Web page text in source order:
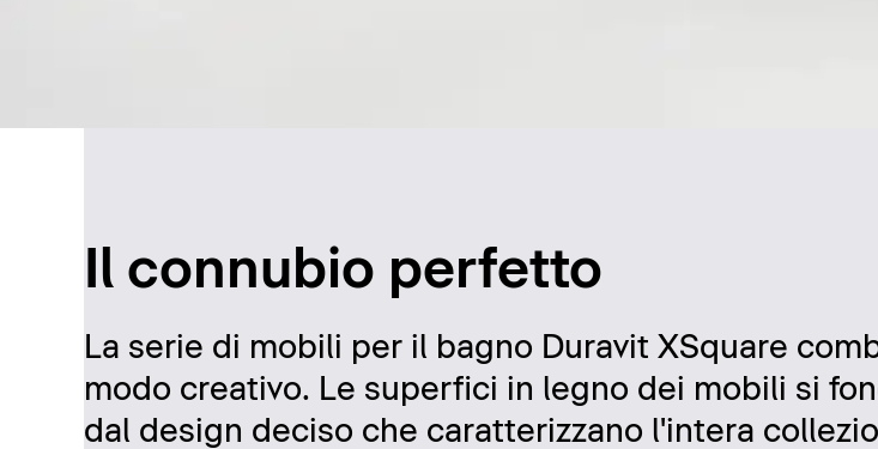
Il connubio perfetto
La serie di mobili per il bagno Duravit XSquare
modo creativo. Le superfici in legno dei mobili si
dal design deciso che caratterizzano l'intera